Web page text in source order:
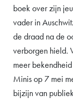
boek over zijn
vader in
de draad na de
verborgen hield.
meer
Minis op 7 mei
bijzijn van